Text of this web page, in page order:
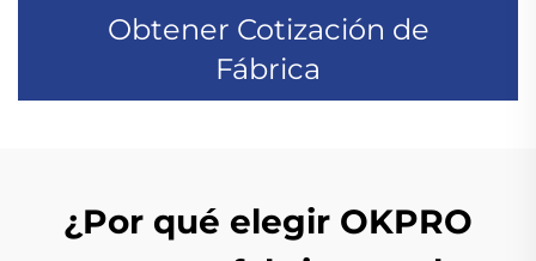
Obtener Cotización de
Fábrica
¿Por qué elegir OKPRO